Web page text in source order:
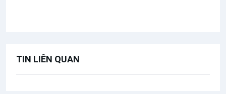
TIN LIÊN QUAN